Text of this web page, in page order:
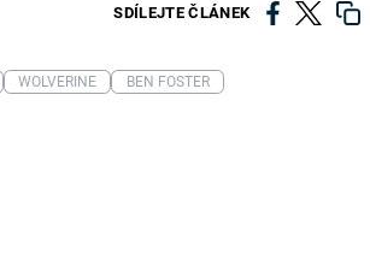
SDÍLEJTE ČLÁNEK
WOLVERINE
BEN FOSTER